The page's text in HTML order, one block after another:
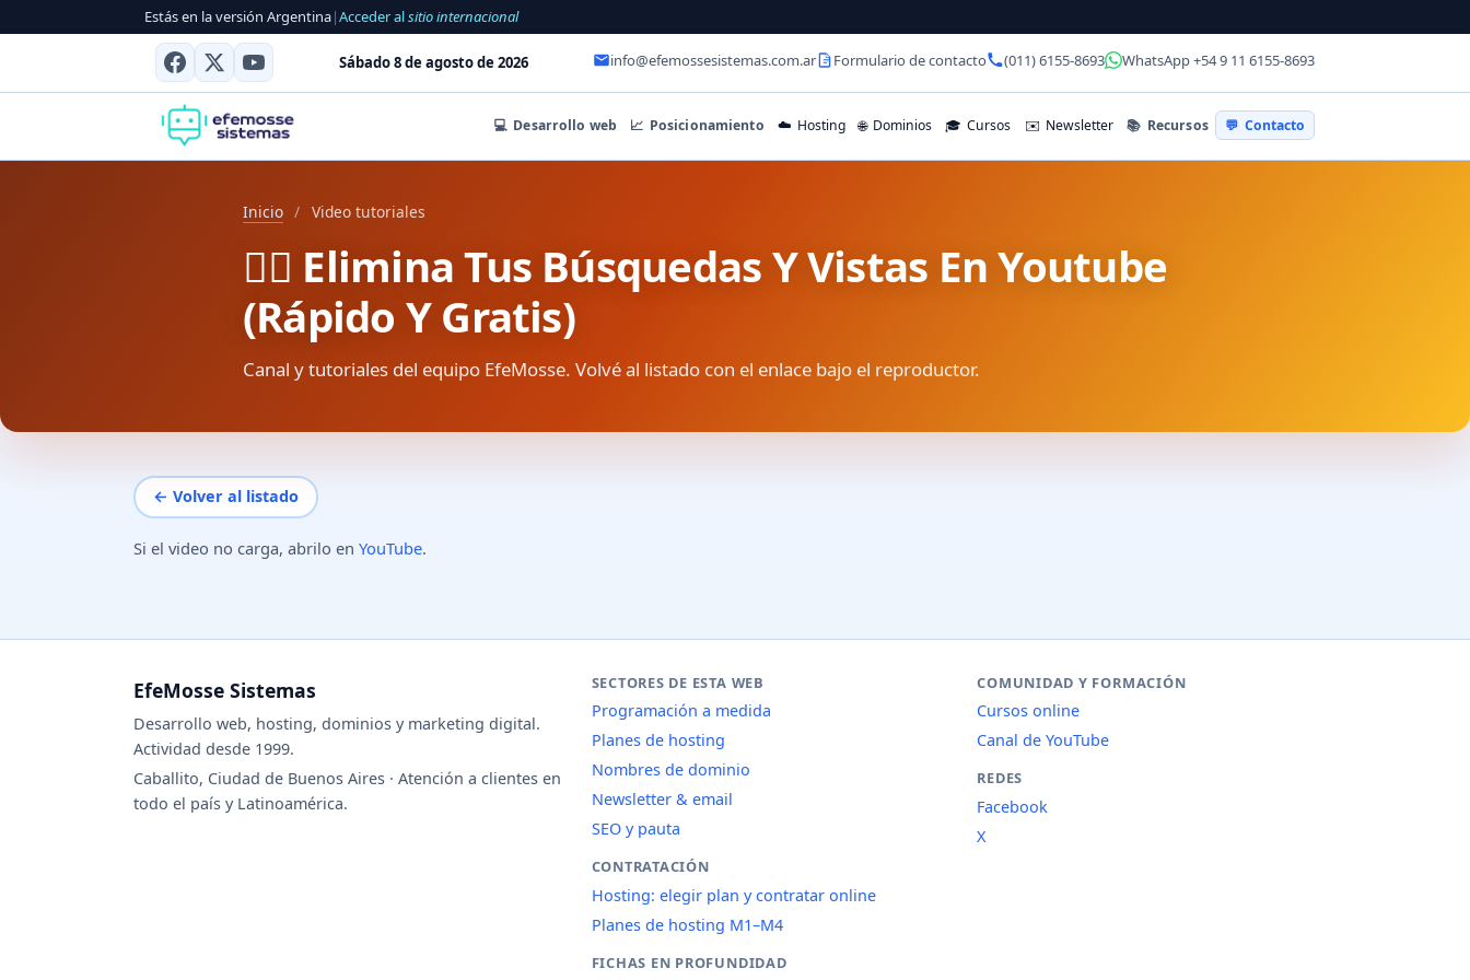
Estás en la versión Argentina|Acceder alsitio internacional
Sábado 8 de agosto de 2026 info@efemossesistemas.com.ar Formulario de contacto (011) 6155-8693 WhatsApp +54 9 11 6155-8693
💻 Desarrollo web 📈 Posicionamiento ☁️ Hosting 🌐 Dominios 🎓 Cursos ✉️ Newsletter 📚 Recursos 💬 Contacto
Inicio / Video tutoriales
🕵️‍♂️ Elimina Tus Búsquedas Y Vistas En Youtube
(Rápido Y Gratis)
Canal y tutoriales del equipo EfeMosse. Volvé al listado con el enlace bajo el reproductor.
← Volver al listado
Si el video no carga, abrilo en YouTube.
EfeMosse Sistemas
Desarrollo web, hosting, dominios y marketing digital.
Actividad desde 1999.
Caballito, Ciudad de Buenos Aires · Atención a clientes en
todo el país y Latinoamérica.
SECTORES DE ESTA WEB
Programación a medida
Planes de hosting
Nombres de dominio
Newsletter & email
SEO y pauta
CONTRATACIÓN
Hosting: elegir plan y contratar online
Planes de hosting M1–M4
FICHAS EN PROFUNDIDAD
COMUNIDAD Y FORMACIÓN
Cursos online
Canal de YouTube
REDES
Facebook
X